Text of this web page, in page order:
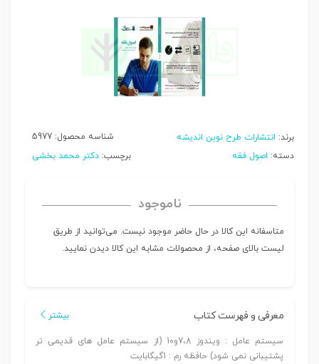
برند: انتشارات طرح نوین اندیشه شناسه محصول: 5977
دسته: اصول فقه برچسب: دکتر محمد بخشی
ناموجود
متاسفانه این کالا در حال حاضر موجود نیست. می‌توانید از طریق
لیست بالای صفحه، از محصولات مشابه این کالا دیدن نمایید.
معرفی و فهرست کتاب بیشتر
سیستم عامل : ویندوز 7،8و10 (از سیستم عامل های قدیمی تر
پشتیبانی نمی شود) حافظه رم : 1گیگابایت